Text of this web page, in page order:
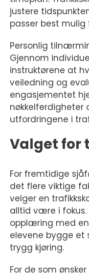
justere
passer best mulig
Personlig
Gjennom
instruktørene at
veiledning og
engasjementet
utfordringene i
Valget for
For fremtidige
det flere viktige
velger en
alltid være i
opplæring med
elevene bygge et
trygg kjøring.
For de som